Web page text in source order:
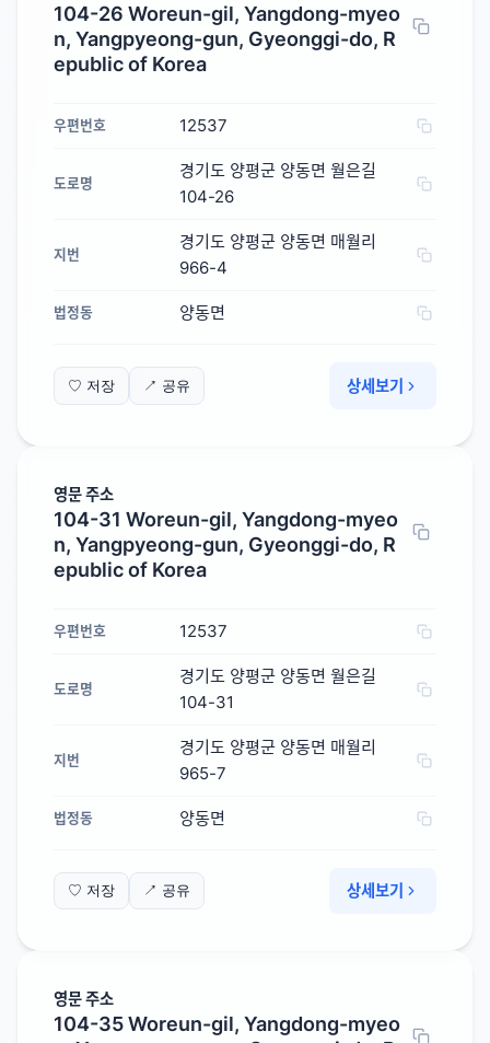
104-26 Woreun-gil, Yangdong-myeo
n, Yangpyeong-gun, Gyeonggi-do, R
epublic of Korea
우편번호 12537
도로명
경기도 양평군 양동면 월은길
104-26
지번
경기도 양평군 양동면 매월리
966-4
법정동 양동면
♡ 저장 ↗ 공유 상세보기
영문 주소
104-31 Woreun-gil, Yangdong-myeo
n, Yangpyeong-gun, Gyeonggi-do, R
epublic of Korea
우편번호 12537
도로명
경기도 양평군 양동면 월은길
104-31
지번
경기도 양평군 양동면 매월리
965-7
법정동 양동면
♡ 저장 ↗ 공유 상세보기
영문 주소
104-35 Woreun-gil, Yangdong-myeo